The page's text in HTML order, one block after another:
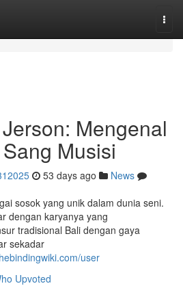
Mengenal
Musisi
53 days ago
News
sosok yang unik dalam dunia seni.
dengan karyanya yang
tradisional Bali dengan gaya
sekadar
user
Upvoted